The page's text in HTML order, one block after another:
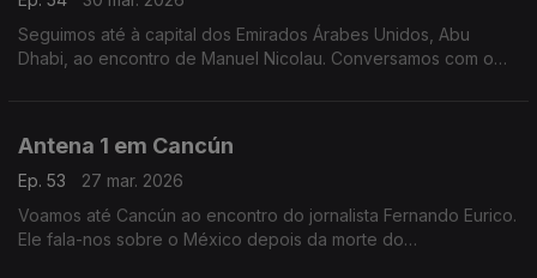
Seguimos até à capital dos Emirados Árabes Unidos, Abu
Dhabi, ao encontro de Manuel Nicolau. Conversamos com o
Antena 1 em Cancún
Ep. 53
27 mar. 2026
Voamos até Cancún ao encontro do jornalista Fernando Eurico.
Ele fala-nos sobre o México depois da morte do